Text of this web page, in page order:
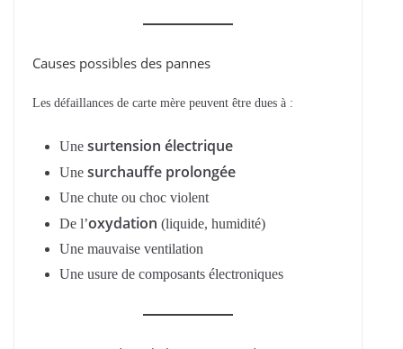
Causes possibles des pannes
Les défaillances de carte mère peuvent être dues à :
Une surtension électrique
Une surchauffe prolongée
Une chute ou choc violent
De l’oxydation (liquide, humidité)
Une mauvaise ventilation
Une usure de composants électroniques